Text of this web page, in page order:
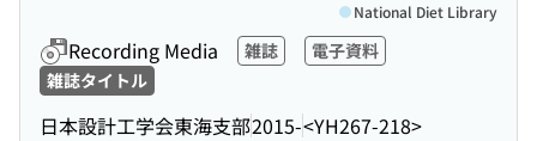
Recording Media 雑誌
電子資料
雑誌タイトル
日本設計工学会東海支部2015-<YH267-218>
National Diet Library